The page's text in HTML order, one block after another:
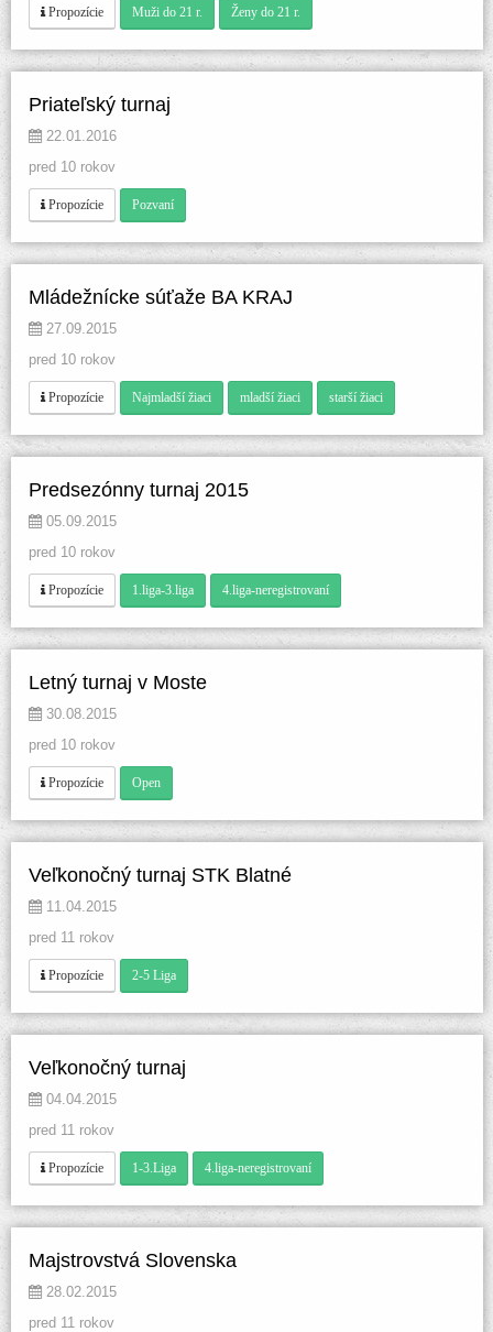
Propozície Muži do 21 r. Ženy do 21 r.
Priateľský turnaj
22.01.2016
pred 10 rokov
Propozície Pozvaní
Mládežnícke súťaže BA KRAJ
27.09.2015
pred 10 rokov
Propozície Najmladší žiaci mladší žiaci tarší žiaci
Predsezónny turnaj 2015
05.09.2015
pred 10 rokov
Propozície 1.liga-3.liga 4.liga-neregistrovaní
Letný turnaj v Moste
30.08.2015
pred 10 rokov
Propozície Open
Veľkonočný turnaj STK Blatné
11.04.2015
pred 11 rokov
Propozície 2-5 Liga
Veľkonočný turnaj
04.04.2015
pred 11 rokov
Propozície 1-3.Liga 4.liga-neregistrovaní
Majstrovstvá Slovenska
28.02.2015
pred 11 rokov